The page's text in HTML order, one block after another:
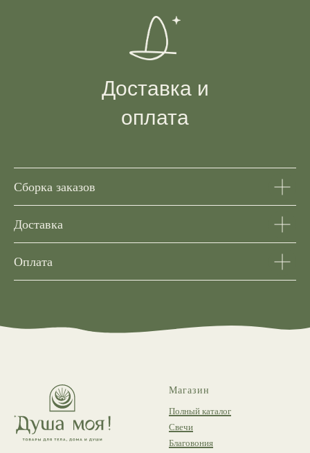
Доставка и
оплата
Сборка заказов
Доставка
Оплата
Магазин
Полный каталог
Свечи
Благовония